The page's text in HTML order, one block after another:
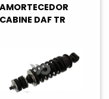
AMORTECEDOR
CABINE DAF TR